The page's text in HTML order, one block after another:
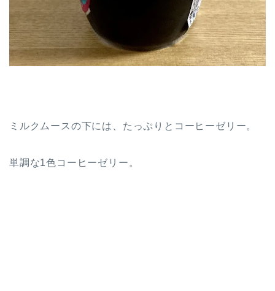
ミルクムースの下には、たっぷりとコーヒーゼリー。
単調な1色コーヒーゼリー。